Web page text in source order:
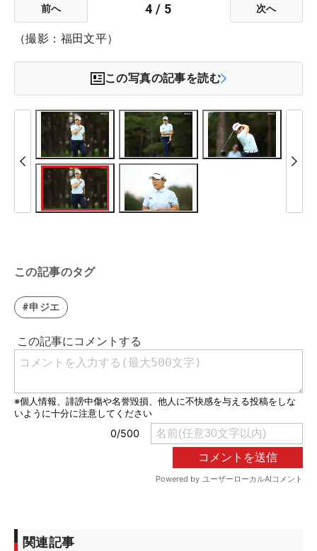
前へ 4 / 5 次へ
（撮影：福田文平）
この写真の記事を読む
この記事のタグ
#申ジエ
関連記事